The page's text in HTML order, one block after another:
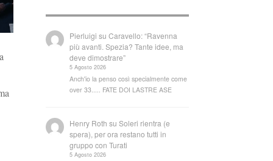
Pierluigi suCaravello: “Ravenna
più avanti. Spezia? Tante idee, ma
deve dimostrare”
5 Agosto 2026
Anch'io la penso così specialmente come
over 33..... FATE DOI LASTRE ASE
Henry Roth suSoleri rientra (e
spera), per ora restano tutti in
gruppo con Turati
5 Agosto 2026